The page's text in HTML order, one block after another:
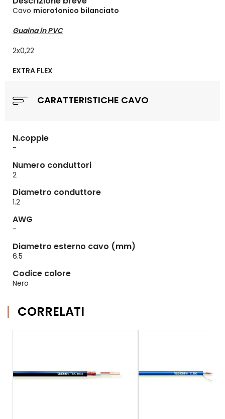
Cavo microfonico bilanciato
Guaina in PVC
2x0,22
EXTRA FLEX
CARATTERISTICHE CAVO
N.coppie
-
Numero conduttori
2
Diametro conduttore
1.2
AWG
-
Diametro esterno cavo (mm)
6.5
Codice colore
Nero
CORRELATI